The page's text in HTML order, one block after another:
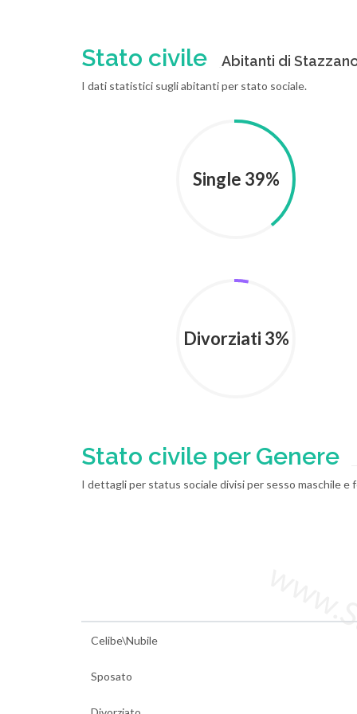
Stato civile Abitanti di
I dati statistici sugli abitanti per stato sociale.
Single 39%
Divorziati 3%
Stato civile per Genere
I dettagli per status sociale divisi per sesso maschile e
Celibe\Nubile
Sposato